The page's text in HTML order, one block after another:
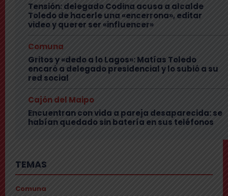
Tensión: delegado Codina acusa a alcalde
Toledo de hacerle una «encerrona», editar
video y querer ser «influencer»
Comuna
Gritos y «dedo a lo Lagos»: Matías Toledo
encaró a delegado presidencial y lo subió a su
red social
Cajón del Maipo
Encuentran con vida a pareja desaparecida: se
habían quedado sin batería en sus teléfonos
TEMAS
Comuna